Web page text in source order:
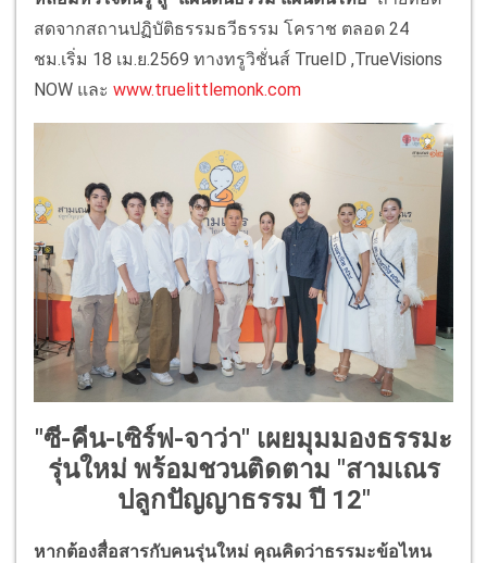
สดจากสถานปฏิบัติธรรมธวีธรรม โคราช ตลอด 24
ชม.เริ่ม 18 เม.ย.2569 ทางทรูวิชั่นส์ TrueID ,TrueVisions
NOW และ www.truelittlemonk.com
"ซี-คีน-เซิร์ฟ-จาว่า" เผยมุมมองธรรมะ
รุ่นใหม่ พร้อมชวนติดตาม "สามเณร
ปลูกปัญญาธรรม ปี 12"
หากต้องสื่อสารกับคนรุ่นใหม่ คุณคิดว่าธรรมะข้อไหน